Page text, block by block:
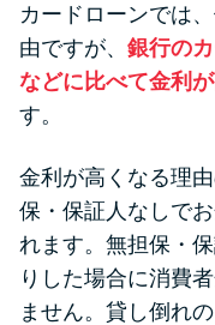
カードローンでは
由ですが、 銀行の
などに比べて金利
す。
金利が高くなる理
保・保証人なしで
れます。無担保・
りした場合に消費
ません。貸し倒れ